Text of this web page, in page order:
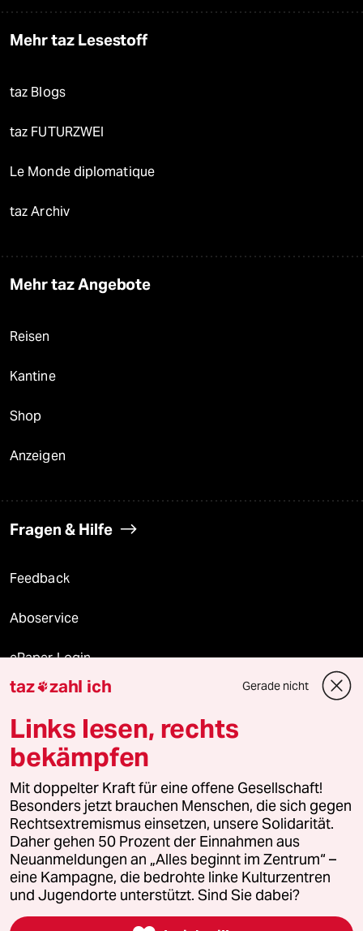
Mehr taz Lesestoff
taz Blogs
taz FUTURZWEI
Le Monde diplomatique
taz Archiv
Mehr taz Angebote
Reisen
Kantine
Shop
Anzeigen
Fragen & Hilfe
Feedback
Aboservice
ePaper Login
Downloads für Abonnierende
© 2026 taz Verlags und Vertriebs GmbH
Alle Rechte vorbehalten. Bei rechtlichen Fragen oder für Genehmigungen
wenden Sie sich bitte an
lizenzen@taz.de
Feedback Redaktionsstatut Kommune-Richtlinien
Leitlinie Informant Datenschutz Impressum AGB
taz zahl ich Gerade nicht
Links lesen, rechts
bekämpfen
Mit doppelter Kraft für eine offene Gesellschaft!
Besonders jetzt brauchen Menschen, die sich gegen
Rechtsextremismus einsetzen, unsere Solidarität.
Daher gehen 50 Prozent der Einnahmen aus
Neuanmeldungen an „Alles beginnt im Zentrum“ –
eine Kampagne, die bedrohte linke Kulturzentren
und Jugendorte unterstützt. Sind Sie dabei?